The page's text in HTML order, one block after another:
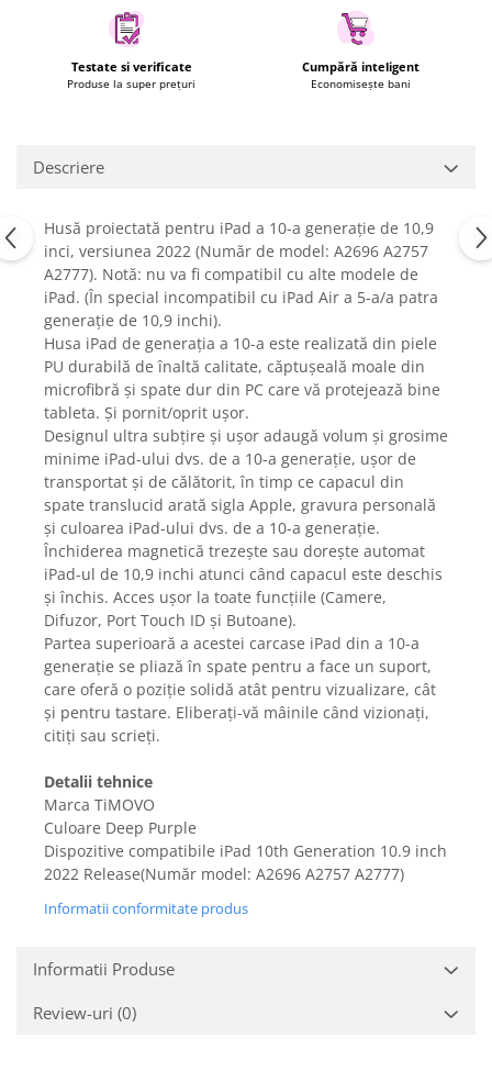
Aragaze si cuptoare cu microunde
Climatizare & sisteme de incalzire
Electrocasnice pentru Bucatarie
Purificatoare de aer
Bijuterii
Ceasuri barbatesti
Ceasuri dama
Cutii, curele si accesorii ceasuri
Genti si accesorii barbati
Genti si accesorii femei
Imbracaminte barbati
Imbracaminte femei
Imbracaminte si Incaltaminte copii
Incaltaminte barbati
Incaltaminte femei
Ochelari de soare
Ochelari de vedere
Gaming, Carti & Birotica
Birotica & Papetarie
Console, Jocuri & Accesorii
Ingrijire personala & Cosmetice
Accesorii aparate de ras electrice
Accesorii aparate hair styling
Aparate & Accesorii ingrijire
personala
Aparate cosmetice
Articole Sanatate si Wellness
Consumabile sanitare
Cosmetice si produse ingrijire
Igiena dentara
Camera copilului
Testate si verificate
Produse la super prețuri
Cumpără inteligent
Economisește bani
Descriere
Husă proiectată pentru iPad a 10-a generație de 10,9
inci, versiunea 2022 (Număr de model: A2696 A2757
A2777). Notă: nu va fi compatibil cu alte modele de
iPad. (În special incompatibil cu iPad Air a 5-a/a patra
generație de 10,9 inchi).
Husa iPad de generația a 10-a este realizată din piele
PU durabilă de înaltă calitate, căptușeală moale din
microfibră și spate dur din PC care vă protejează bine
tableta. Și pornit/oprit ușor.
Designul ultra subțire și ușor adaugă volum și grosime
minime iPad-ului dvs. de a 10-a generație, ușor de
transportat și de călătorit, în timp ce capacul din
spate translucid arată sigla Apple, gravura personală
și culoarea iPad-ului dvs. de a 10-a generație.
Închiderea magnetică trezește sau dorește automat
iPad-ul de 10,9 inchi atunci când capacul este deschis
și închis. Acces ușor la toate funcțiile (Camere,
Difuzor, Port Touch ID și Butoane).
Partea superioară a acestei carcase iPad din a 10-a
generație se pliază în spate pentru a face un suport,
care oferă o poziție solidă atât pentru vizualizare, cât
și pentru tastare. Eliberați-vă mâinile când vizionați,
citiți sau scrieți.
Detalii tehnice
Marca TiMOVO
Culoare Deep Purple
Dispozitive compatibile iPad 10th Generation 10.9 inch
2022 Release(Număr model: A2696 A2757 A2777)
Informatii conformitate produs
Informatii Produse
Review-uri (0)